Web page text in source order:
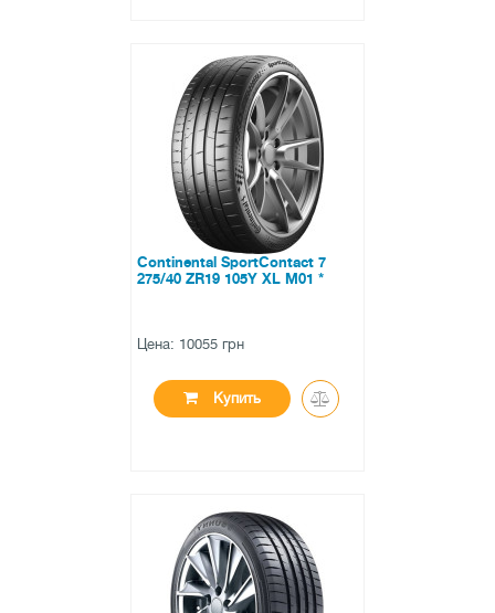
нет в наличии
0 отзывов
Continental SportContact 7
275/40 ZR19 105Y XL M01 *
Цена: 10055 грн
Купить
нет в наличии
0 отзывов